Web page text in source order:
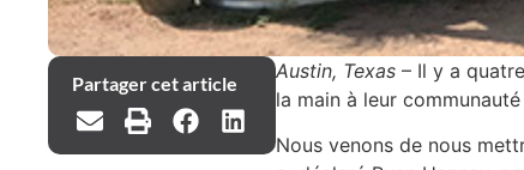
Partager cet article
Austin, Texas – Il y a quatre
la main à leur
Nous venons de nous